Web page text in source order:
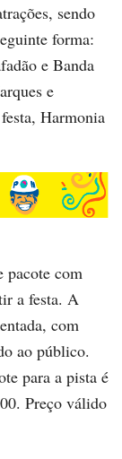
sendo
forma:
e Banda
e
Harmonia
pacote com
a festa. A
com
ao público.
para a pista é
Preço válido